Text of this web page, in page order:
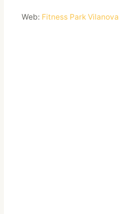
Web: Fitness Park Vilanova